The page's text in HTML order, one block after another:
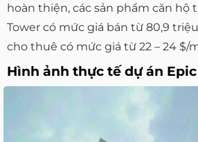
hoàn thiện, các sản phẩm căn hộ
Tower có mức giá bán từ 80,9
cho thuê có mức giá từ 22 – 24 $/
Hình ảnh thực tế dự án